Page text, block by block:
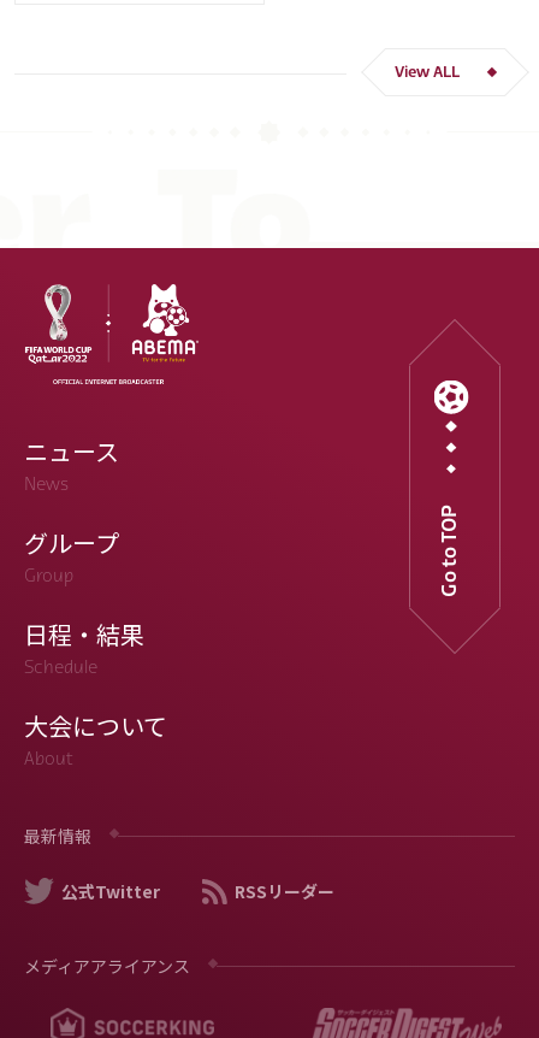
View ALL
ニュース
News
グループ
Group
日程・結果
Schedule
大会について
About
最新情報
公式Twitter RSSリーダー
メディアアライアンス
Go to TOP